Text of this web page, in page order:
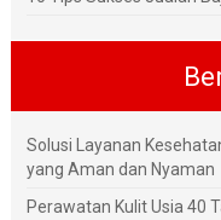
Solusi Layanan
yang Aman dan Nyaman
Perawatan Kulit Usia 40